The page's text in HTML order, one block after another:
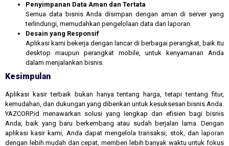
Penyimpanan Data Aman dan Tertata
Semua data bisnis Anda disimpan dengan aman di server yang
terlindungi, memudahkan pengelolaan data dan laporan.
Desain yang Responsif
Aplikasi kami bekerja dengan lancar di berbagai perangkat, baik itu
desktop maupun perangkat mobile, untuk kenyamanan Anda
dalam menjalankan bisnis.
Kesimpulan
Aplikasi kasir terbaik bukan hanya tentang harga, tetapi tentang fitur,
kemudahan, dan dukungan yang diberikan untuk kesuksesan bisnis Anda.
YAZCORP.id menawarkan solusi yang lengkap dan efisien bagi bisnis
Anda, baik yang baru berkembang atau sudah berjalan lama. Dengan
aplikasi kasir kami, Anda dapat mengelola transaksi, stok, dan laporan
dengan lebih mudah dan cepat, memberi lebih banyak waktu untuk fokus